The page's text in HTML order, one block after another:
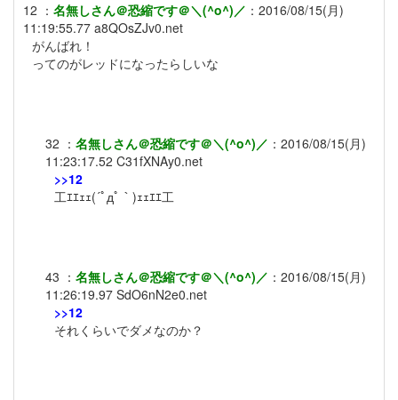
12 ： 名無しさん＠恐縮です＠＼(^o^)／ ： 2016/08/15(月)
11:19:55.77 a8QOsZJv0.net
がんばれ！
ってのがレッドになったらしいな
32 ： 名無しさん＠恐縮です＠＼(^o^)／ ： 2016/08/15(月)
11:23:17.52 C31fXNAy0.net
>>12
工ｴｴｪｪ(´ﾟдﾟ｀)ｪｪｴｴ工
43 ： 名無しさん＠恐縮です＠＼(^o^)／ ： 2016/08/15(月)
11:26:19.97 SdO6nN2e0.net
>>12
それくらいでダメなのか？